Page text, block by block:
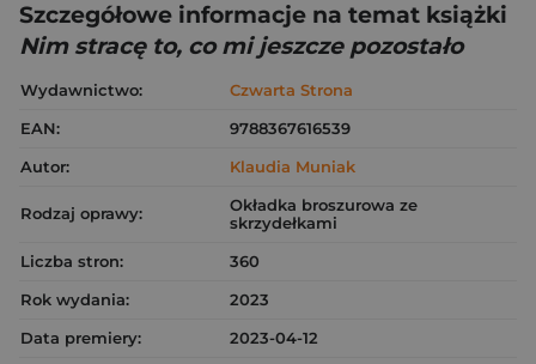
Szczegółowe informacje na temat książki
Nim stracę to, co mi jeszcze pozostało
Wydawnictwo:
Czwarta Strona
EAN:
9788367616539
Autor:
Klaudia Muniak
Rodzaj oprawy:
Okładka broszurowa ze
skrzydełkami
Liczba stron:
360
Rok wydania:
2023
Data premiery:
2023-04-12